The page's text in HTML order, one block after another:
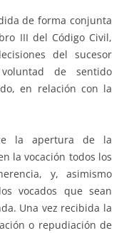
de forma conjunta
III del Código Civil,
del sucesor
de sentido
en relación con la
la apertura de la
la vocación todos los
y, asimismo
vocados que sean
Una vez recibida la
o repudiación de